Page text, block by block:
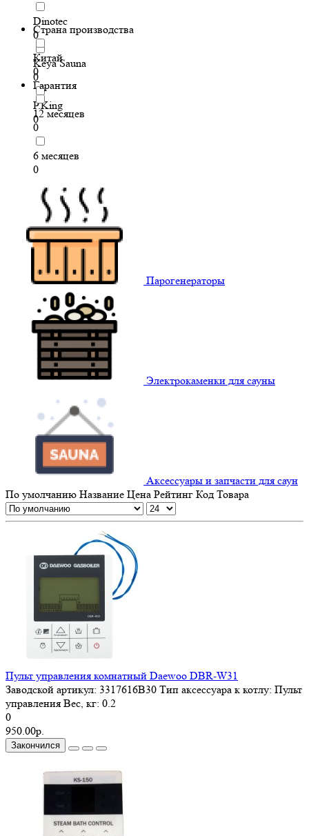
Dinotec
0
Keya Sauna
0
P.King
0
Страна производства
Китай
0
Гарантия
12 месяцев
0
6 месяцев
0
Парогенераторы
Электрокаменки для сауны
Аксессуары и запчасти для саун
По умолчанию Название Цена Рейтинг Код Товара
Пульт управления комнатный Daewoo DBR-W31
Заводской артикул: 3317616B30 Тип аксессуара к котлу: Пульт
управления Вес, кг: 0.2
0
950.00р.
Закончился